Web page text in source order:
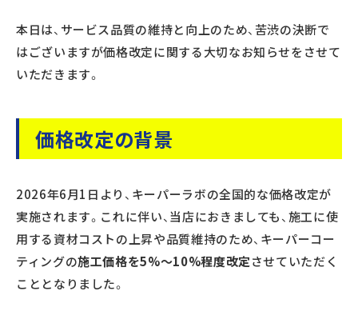
本日は、サービス品質の維持と向上のため、苦渋の決断で
はございますが価格改定に関する大切なお知らせをさせて
いただきます。
価格改定の背景
2026年6月1日より、キーパーラボの全国的な価格改定が
実施されます。これに伴い、当店におきましても、施工に使
用する資材コストの上昇や品質維持のため、キーパーコー
ティングの施工価格を5%〜10%程度改定させていただく
こととなりました。